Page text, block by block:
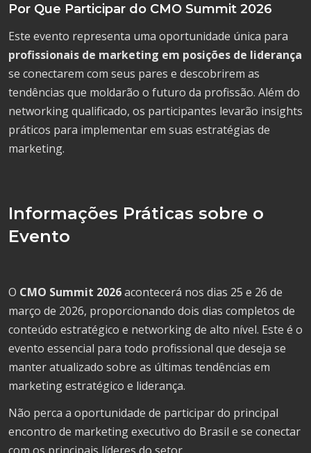
Por Que Participar do CMO Summit 2026
Este evento representa uma oportunidade única para
profissionais de marketing em posições de liderança
se conectarem com seus pares e descobrirem as
tendências que moldarão o futuro da profissão. Além do
networking qualificado, os participantes levarão insights
práticos para implementar em suas estratégias de
marketing.
Informações Práticas sobre o
Evento
O CMO Summit 2026acontecerá nos dias 25 e 26 de
março de 2026, proporcionando dois dias completos de
conteúdo estratégico e networking de alto nível. Este é o
evento essencial para todo profissional que deseja se
manter atualizado sobre as últimas tendências em
marketing estratégico e liderança.
Não perca a oportunidade de participar do principal
encontro de marketing executivo do Brasil e se conectar